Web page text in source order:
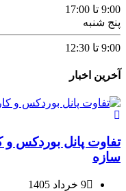
9:00 تا 17:00
پنج شنبه
9:00 تا 12:30
آخرین اخبار
تفاوت پانل بوردکس و
سازه
9 خرداد 1405